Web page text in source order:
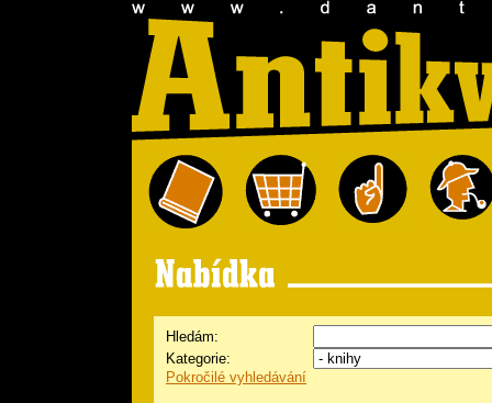
Hledám:
Kategorie:
Pokročilé vyhledávání